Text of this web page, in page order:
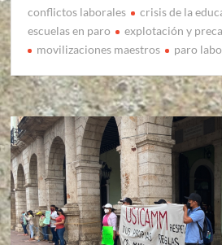
conflictos laborales
crisis de la
escuelas en paro
explotación y
movilizaciones maestros
paro